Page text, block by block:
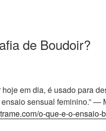
de Boudoir?
hoje em dia, é usado para
sensual feminino.” —
o-que-e-o-ensaio-